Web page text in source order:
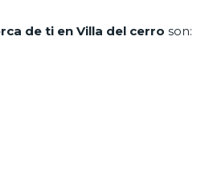
de ti en Villa del cerro son: